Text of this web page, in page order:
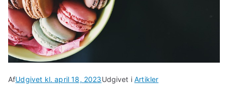
AfUdgivet kl.april 18, 2023Udgivet iArtikler